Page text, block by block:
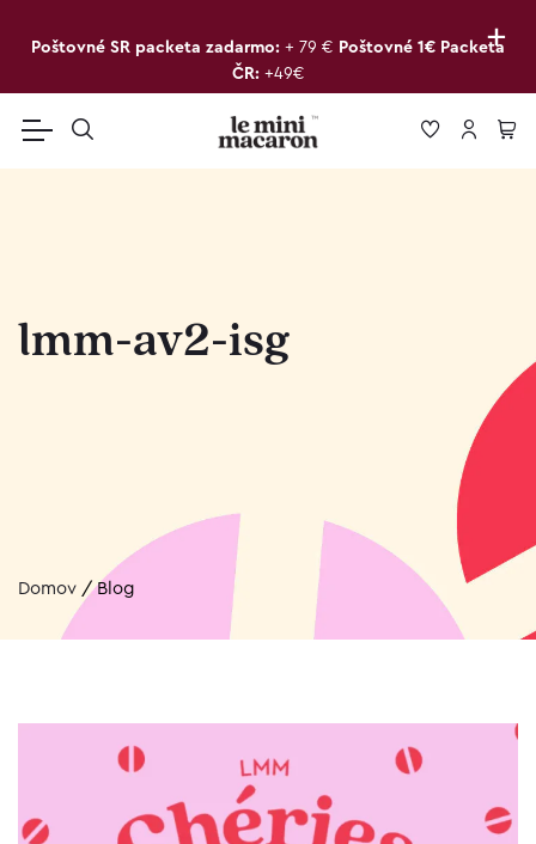
+
Poštovné SR packeta zadarmo: + 79 € Poštovné 1€ Packeta
ČR: +49€
lmm-av2-isg
Domov /Blog